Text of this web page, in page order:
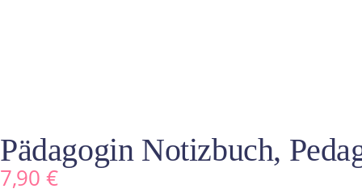
Pädagogin Notizbuch,
7,90 €